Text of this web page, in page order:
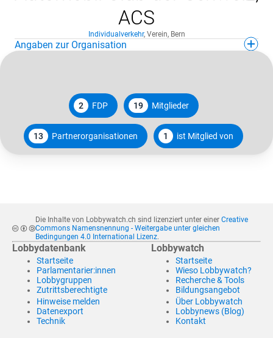
ACS
Individualverkehr, Verein, Bern
Angaben zur Organisation
2 FDP 19 Mitglieder
13 Partnerorganisationen 1 ist Mitglied von
Die Inhalte von Lobbywatch.ch sind lizenziert unter einer Creative
Commons Namensnennung - Weitergabe unter gleichen
Bedingungen 4.0 International Lizenz.
Lobbydatenbank
Startseite
Parlamentarier:innen
Lobbygruppen
Zutrittsberechtigte
Hinweise melden
Datenexport
Technik
Lobbywatch
Startseite
Wieso Lobbywatch?
Recherche & Tools
Bildungsangebot
Über Lobbywatch
Lobbynews (Blog)
Kontakt